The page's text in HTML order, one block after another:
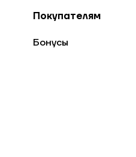
Покупателям
Бонусы